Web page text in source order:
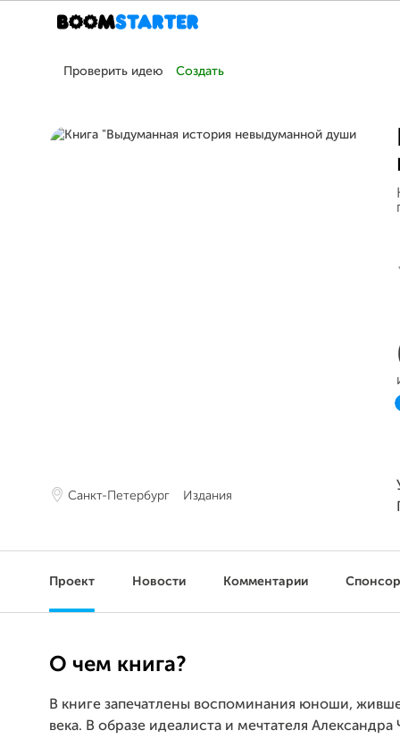
Проверить идею Создать
Санкт-Петербург Издания
Проект Новости Комментарии
О чем книга?
В книге запечатлены воспоминания юноши,
века. В образе идеалиста и мечтателя Александра